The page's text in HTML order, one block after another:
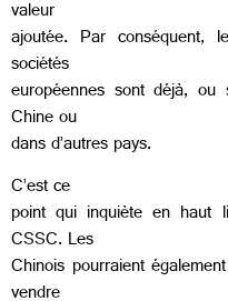
valeur
ajoutée. Par conséquent,
sociétés
européennes sont déjà,
Chine ou
dans d’autres pays.
C’est ce
point qui inquiète en haut
CSSC. Les
Chinois pourraient